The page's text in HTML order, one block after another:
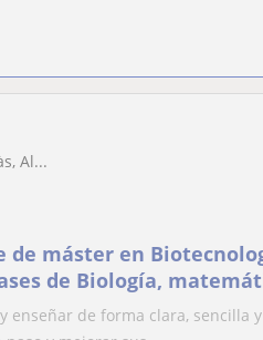
Al...
de máster en
de Biología,
y valenciano a
enseñar de forma clara, sencilla